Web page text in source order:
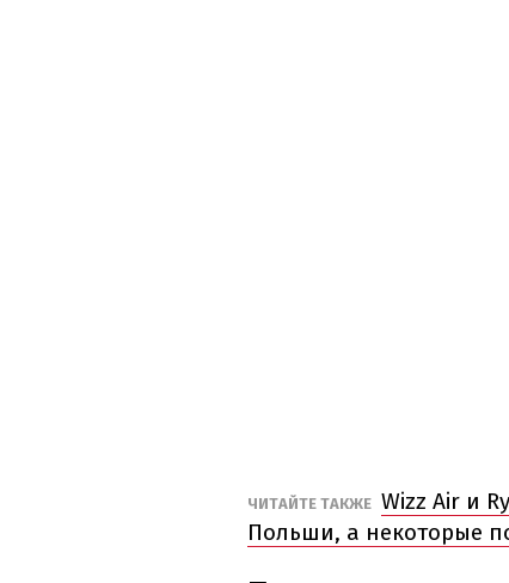
ЧИТАЙТЕ ТАКЖЕ Wizz Air и
Польши, а некоторые